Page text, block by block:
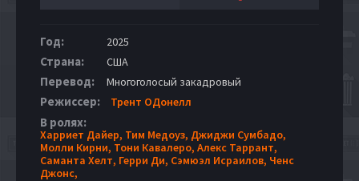
Год: 2025
Страна: США
Перевод: Многоголосый закадровый
Режиссер: Трент ОДонелл
В ролях:
Харриет Дайер, Тим Медоуз, Джиджи Сумбадо,
Молли Кирни, Тони Кавалеро, Алекс Таррант,
Саманта Хелт, Герри Ди, Сэмюэл Исраилов, Ченс
Джонс,